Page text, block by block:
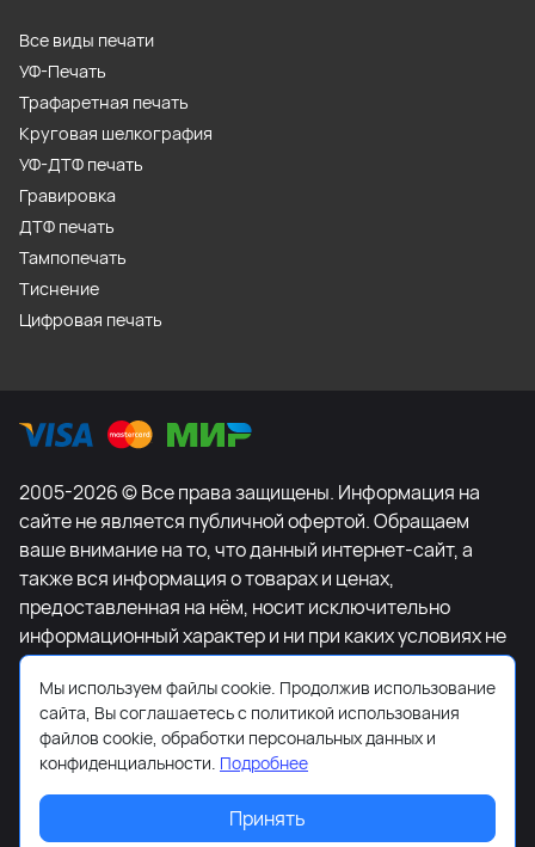
Все виды печати
УФ-Печать
Трафаретная печать
Круговая шелкография
УФ-ДТФ печать
Гравировка
ДТФ печать
Тампопечать
Тиснение
Цифровая печать
2005-2026 © Все права защищены. Информация на
сайте не является публичной офертой. Обращаем
ваше внимание на то, что данный интернет-сайт, а
также вся информация о товарах и ценах,
предоставленная на нём, носит исключительно
информационный характер и ни при каких условиях не
является публичной офертой, определяемой
положениями Статьи 437 Гражданского кодекса
Российской Федерации. Для получения подробной
информации о наличии и стоимости указанных
товаров и (или) услуг, пожалуйста, обращайтесь к
менеджеру сайта с помощью специальной формы
связи или по телефону +7-495-627-77-11.
Мы используем файлы cookie. Продолжив использование
сайта, Вы соглашаетесь с политикой использования
файлов cookie, обработки персональных данных и
конфиденциальности. Подробнее
Принять